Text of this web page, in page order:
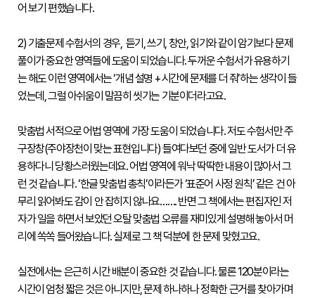
출
향
응시
도우미
절
차
응
시
기
준
안
내
수
험
안
내
어 보기 편했습니다.
2) 기출문제 수험서의 경우,  듣기, 쓰기, 창안, 읽기와 같이 암기보다 문제
풀이가 중요한 영역들에 도움이 되었습니다. 두꺼운 수험서가 유용하기
는 해도 이런 영역에서는 ‘개념 설명 + 시간에 문제를 더 줘’하는 생각이 들
었는데, 그럴 아쉬움이 말끔히 씻기는 기분이더라고요.
맞춤법 서적으로 어법 영역에 가장 도움이 되었습니다. 저도 수험서만 주
구장창(주야장천이 맞는 표현입니다) 들여다보던 중에 일반 도서가 더 유
용하다니 당황스러웠는데요. 어법 영역에 워낙 딱딱한 내용이 많아서 그
런 것 같습니다. ‘한글 맞춤법 총칙’이라든가 ‘표준어 사정 원칙’ 같은 건 아
무리 읽어봐도 감이 안 잡히지 않나요……. 반면 그 책에서는 편집자인 저
자가 일을 하면서 보았던 오탈 맞춤법 오류를 재미있게 설명해 놓아서 머
리에 쏙쏙 들어왔습니다. 실제로 그 책 덕분에 한 문제 맞혔고요.
실전에서는 은근히 시간 배분이 중요한 것 같습니다. 물론 120분이라는
시간이 엄청 짧은 것은 아니지만, 문제 하나하나 정확한 근거를 찾아가며